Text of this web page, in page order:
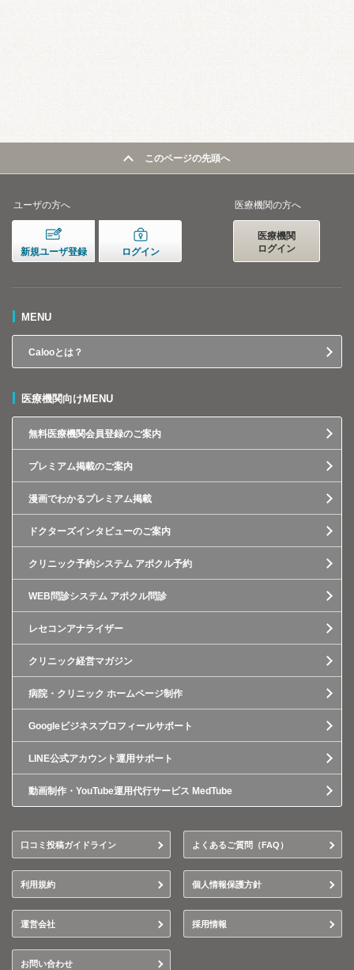
このページの先頭へ
ユーザの方へ
新規ユーザ登録 ログイン
医療機関の方へ
医療機関
ログイン
MENU
Calooとは？
医療機関向けMENU
無料医療機関会員登録のご案内
プレミアム掲載のご案内
漫画でわかるプレミアム掲載
ドクターズインタビューのご案内
クリニック予約システム アポクル予約
WEB問診システム アポクル問診
レセコンアナライザー
クリニック経営マガジン
病院・クリニック ホームページ制作
Googleビジネスプロフィールサポート
LINE公式アカウント運用サポート
動画制作・YouTube運用代行サービス MedTube
口コミ投稿ガイドライン よくあるご質問（FAQ）
利用規約 個人情報保護方針
運営会社 採用情報
お問い合わせ